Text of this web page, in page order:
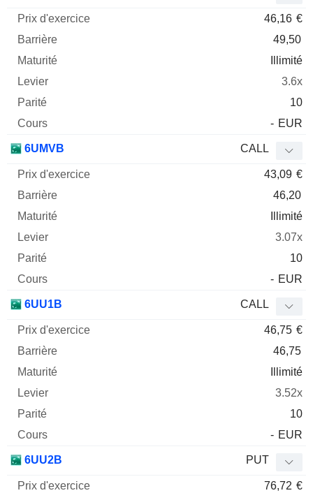
46,16 €
49,50
Illimité
3.6x
10
- EUR
6UMVB CALL
43,09 €
46,20
Illimité
3.07x
10
- EUR
6UU1B CALL
46,75 €
46,75
Illimité
3.52x
10
- EUR
6UU2B PUT
76,72 €